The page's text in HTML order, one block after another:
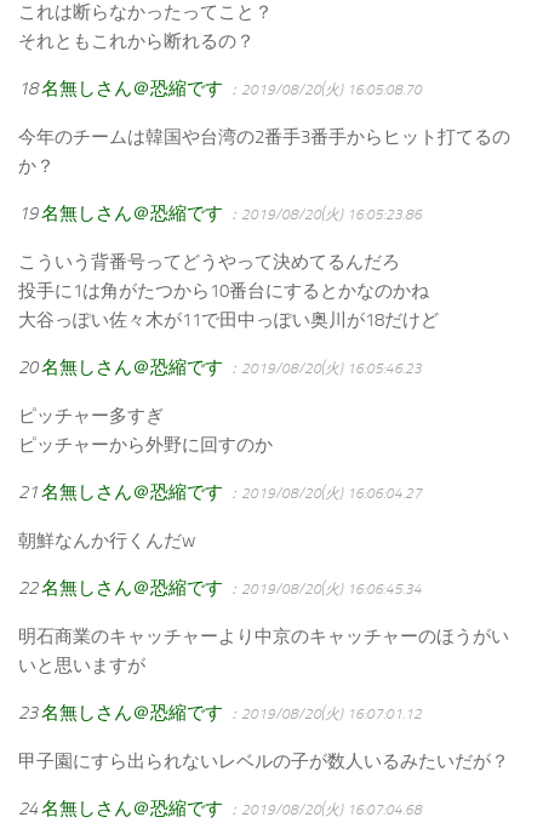
これは断らなかったってこと？
それともこれから断れるの？
18名無しさん＠恐縮です ：2019/08/20(火) 16:05:08.70
今年のチームは韓国や台湾の2番手3番手からヒット打てるの
か？
19名無しさん＠恐縮です ：2019/08/20(火) 16:05:23.86
こういう背番号ってどうやって決めてるんだろ
投手に1は角がたつから10番台にするとかなのかね
大谷っぽい佐々木が11で田中っぽい奥川が18だけど
20名無しさん＠恐縮です ：2019/08/20(火) 16:05:46.23
ピッチャー多すぎ
ピッチャーから外野に回すのか
21名無しさん＠恐縮です ：2019/08/20(火) 16:06:04.27
朝鮮なんか行くんだw
22名無しさん＠恐縮です ：2019/08/20(火) 16:06:45.34
明石商業のキャッチャーより中京のキャッチャーのほうがい
いと思いますが
23名無しさん＠恐縮です ：2019/08/20(火) 16:07:01.12
甲子園にすら出られないレベルの子が数人いるみたいだが？
24名無しさん＠恐縮です ：2019/08/20(火) 16:07:04.68